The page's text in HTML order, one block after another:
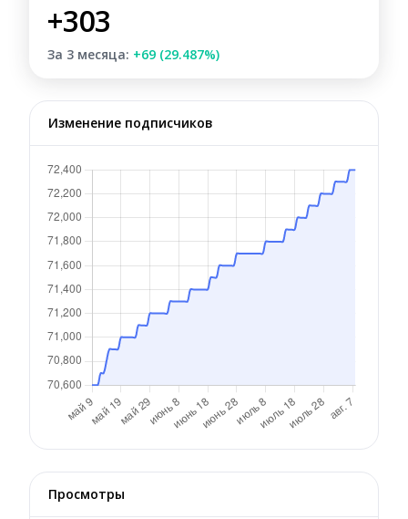
+303
За 3 месяца: +69 (29.487%)
Изменение подписчиков
Просмотры